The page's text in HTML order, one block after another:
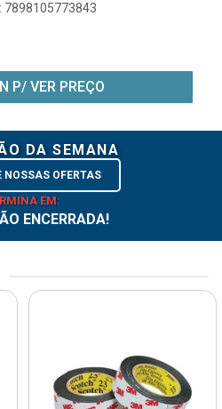
7898105773843
P/ VER PREÇO
DA SEMANA
NOSSAS OFERTAS
EM:
ENCERRADA!